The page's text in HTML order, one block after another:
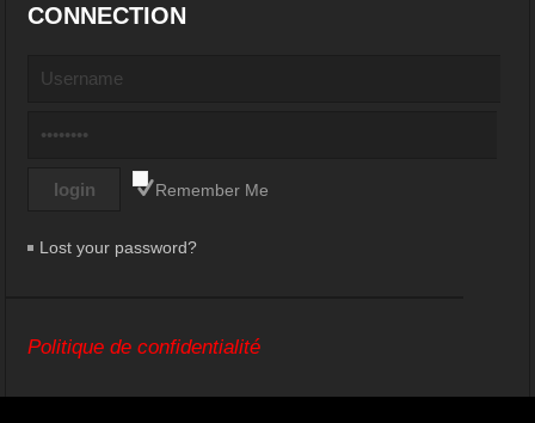
CONNECTION
Remember Me
Lost your password?
Politique de confidentialité